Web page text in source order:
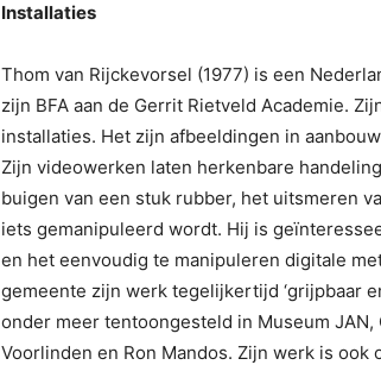
Installaties
Thom van Rijckevorsel (1977) is een
zijn BFA aan de Gerrit Rietveld Academie.
installaties. Het zijn afbeeldingen in
Zijn videowerken laten herkenbare
buigen van een stuk rubber, het uitsmeren
iets gemanipuleerd wordt. Hij is
en het eenvoudig te manipuleren digitale
gemeente zijn werk tegelijkertijd ‘grijpbaar
onder meer tentoongesteld in Museum
Voorlinden en Ron Mandos. Zijn werk is